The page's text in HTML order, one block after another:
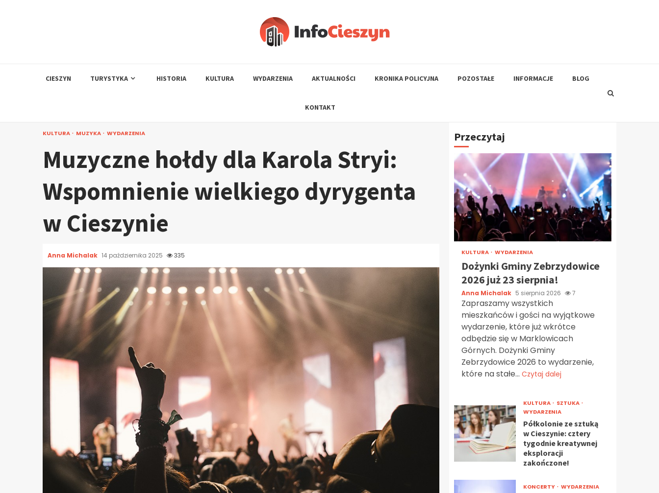
CIESZYN TURYSTYKA HISTORIA KULTURA WYDARZENIA AKTUALNOŚCI KRONIKA POLICYJNA POZOSTAŁE INFORMACJE BLOG
KONTAKT
KULTURA MUZYKA WYDARZENIA
Muzyczne hołdy dla Karola Stryi:
Wspomnienie wielkiego dyrygenta
w Cieszynie
Anna Michalak 14 października 2025 335
Przeczytaj
KULTURA WYDARZENIA
Dożynki Gminy Zebrzydowice
2026 już 23 sierpnia!
Anna Michalak 5 sierpnia 2026 7
Zapraszamy wszystkich
mieszkańców i gości na wyjątkowe
wydarzenie, które już wkrótce
odbędzie się w Marklowicach
Górnych. Dożynki Gminy
Zebrzydowice 2026 to wydarzenie,
które na stałe... Czytaj dalej
KULTURA
SZTUKA
WYDARZENIA
Półkolonie ze sztuką
w Cieszynie: cztery
tygodnie kreatywnej
eksploracji
zakończone!
KONCERTY WYDARZENIA